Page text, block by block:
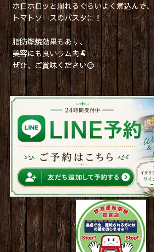
ホロホロッと崩れるぐらいよく煮込んで、
トマトソースのパスタに！
脂肪燃焼効果もあり、
美容にも良いラム肉🐏
ぜひ、ご賞味ください😊